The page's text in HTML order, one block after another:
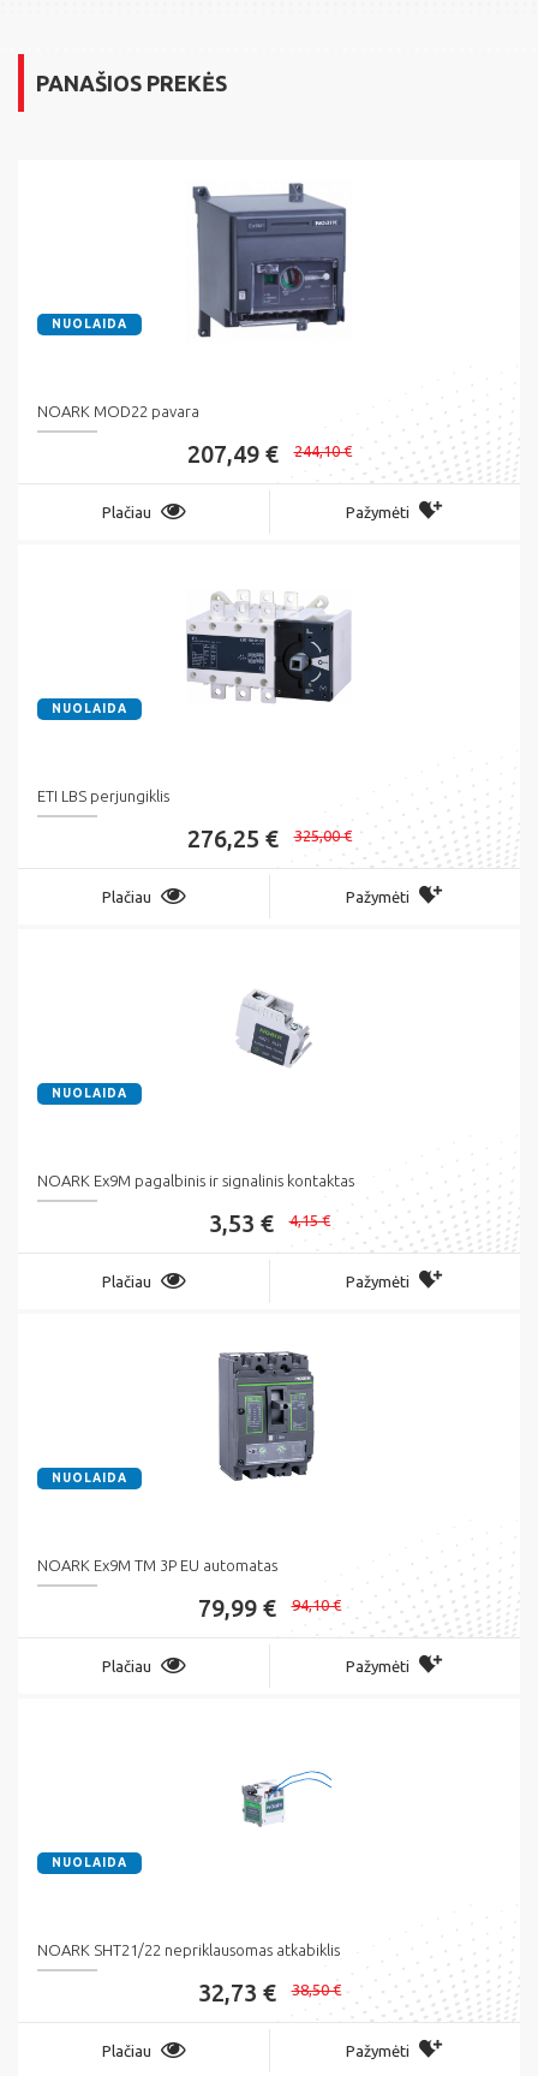
PANAŠIOS PREKĖS
NUOLAIDA
NOARK MOD22 pavara
207,49 € 244,10 €
Plačiau Pažymėti
NUOLAIDA
ETI LBS perjungiklis
276,25 € 325,00 €
Plačiau Pažymėti
NUOLAIDA
NOARK Ex9M pagalbinis ir signalinis kontaktas
3,53 € 4,15 €
Plačiau Pažymėti
NUOLAIDA
NOARK Ex9M TM 3P EU automatas
79,99 € 94,10 €
Plačiau Pažymėti
NUOLAIDA
NOARK SHT21/22 nepriklausomas atkabiklis
32,73 € 38,50 €
Plačiau Pažymėti